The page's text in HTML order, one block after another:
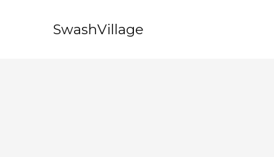
SwashVillage